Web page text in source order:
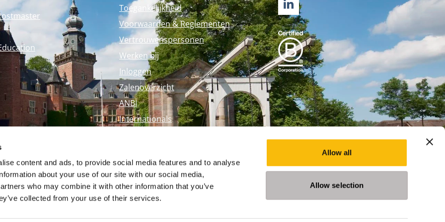
content and ads, to provide social media features and to analyse
about your use of our site with our social media,
who may combine it with other information that you’ve
collected from your use of their services.
Allow all
Allow selection
Toegankelijkheid
Voorwaarden & Reglementen
Vertrouwenspersonen
Werken bij
Inloggen
Zalenoverzicht
ANBI
Internationals
LINKEDIN